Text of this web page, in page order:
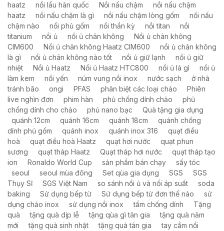
haatz
nồi lẩu hàn quốc Nồi nấu chậm
nồi nấu chậm
haatz
nồi nấu chậm là gì nồi nấu chậm lòng gốm
nồi nấu
chậm nào
nồi phủ gốm nồi thần kỳ nồi titan
nồi
titanium
nồi ủ nồi ủ chân không
Nồi ủ chân không
CIM600
Nồi ủ chân không Haatz CIM600
nồi ủ chân không
là gì
nồi ủ chân không nào tốt nồi ủ giữ lạnh
nồi ủ giữ
nhiệt
Nồi ủ Haatz Nồi ủ Haatz HTC800 nồi ủ là gì
nồi ủ
làm kem
nồi yến núm vung nồi inox nước sạch
ở nhà
tránh bão
ongi PFAS phân biệt các loại chảo
Phiên
live nghìn đơn
phim hàn phủ chống dính chảo
phủ
chống dính cho chảo
phủ nano bạc
Quà tặng gia dụng
quánh 12cm
quánh 16cm quánh 18cm
quánh chống
dính phủ gốm
quánh inox quánh inox 316
quạt điều
hoà
quạt điều hoà Haatz quạt hơi nước
quạt phun
sương
quạt tháp Haatz Quạt tháp hơi nước
quạt tháp tạo
ion
Ronaldo World Cup sản phẩm bán chạy
sấy tóc
seoul
seoul mùa đông Set qùa gia dụng SGS
SGS
Thụy Sĩ
SGS Việt Nam so sánh nồi ủ và nối áp suất
soda
baking
Sử dụng bếp từ Sử dụng bếp từ đơn thế nào
sử
dụng chảo inox
sử dụng nồi inox tấm chống dính
Tặng
quà
tặng quà dịp lễ tặng qùa gì tân gia
tặng quà năm
mới
tặng quà sinh nhật tặng quà tân gia
tay cầm nồi